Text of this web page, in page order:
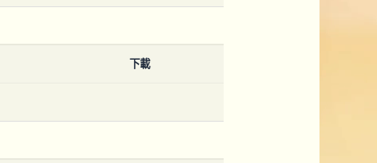
下載